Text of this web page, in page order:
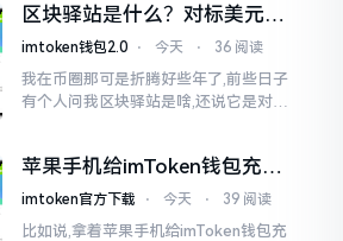
明白
区块驿站是什么？对标美元的
ETH到底咋回事
imtoken钱包2.0 ⋅ 今天 ⋅ 36 阅读
我在币圈那可是折腾好些年了,前些日子
有个人问我区块驿站是啥,还说它是对标
找了些资料
苹果手机给imToken钱包充
值，这几步别搞错
imtoken官方下载 ⋅ 今天 ⋅ 39 阅读
比如说,拿着苹果手机给imToken钱包充